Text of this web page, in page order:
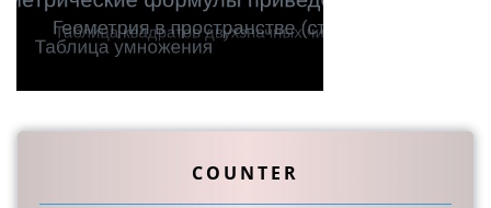
COUNTER